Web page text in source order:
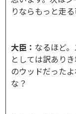
りならもっと走
大臣： なるほど
としては訳あり
のウッドだった
な？